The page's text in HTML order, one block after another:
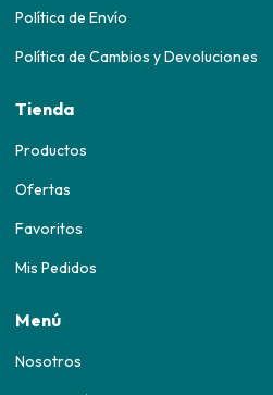
Política de Envío
Política de Cambios y Devoluciones
Tienda
Productos
Ofertas
Favoritos
Mis Pedidos
Menú
Nosotros